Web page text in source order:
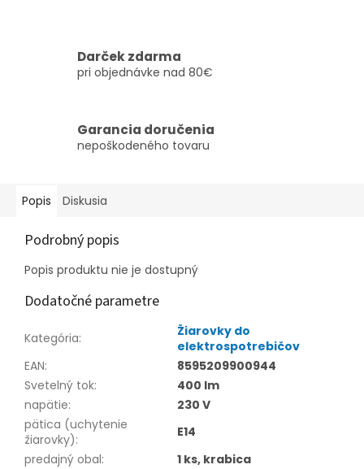
Darček zdarma
pri objednávke nad 80€
Garancia doručenia
nepoškodeného tovaru
Popis Diskusia
Podrobný popis
Popis produktu nie je dostupný
Dodatočné parametre
Kategória:
Žiarovky do
elektrospotrebičov
EAN:
8595209900944
Svetelný tok:
400 lm
napätie:
230 V
pätica (uchytenie
žiarovky):
E14
predajný obal:
1 ks, krabica